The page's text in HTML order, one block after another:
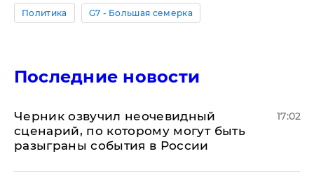
Политика G7 - Большая семерка
Последние новости
Черник озвучил неочевидный
сценарий, по которому могут быть
разыграны события в России
17:02